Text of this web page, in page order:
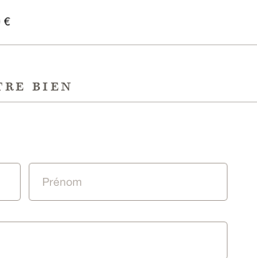
€
bien